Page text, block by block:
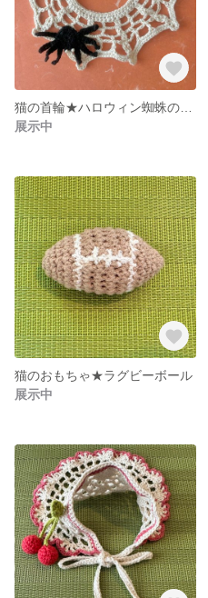
展示中
猫のおもちゃ★ラグビーボール
展示中